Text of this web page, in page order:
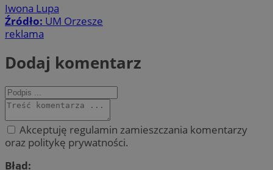
Iwona Lupa
Źródło: UM Orzesze
reklama
Dodaj komentarz
Akceptuję regulamin zamieszczania komentarzy
oraz politykę prywatności.
Błąd: